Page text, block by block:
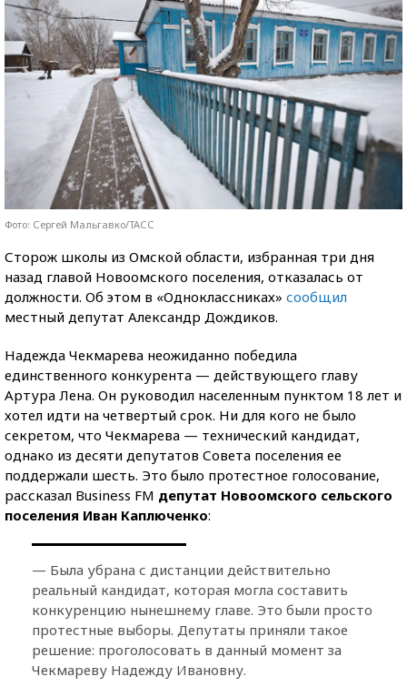
Фото: Сергей Мальгавко/ТАСС
Сторож школы из Омской области, избранная три дня
назад главой Новоомского поселения, отказалась от
должности. Об этом в «Одноклассниках» сообщил
местный депутат Александр Дождиков.
Надежда Чекмарева неожиданно победила
единственного конкурента — действующего главу
Артура Лена. Он руководил населенным пунктом 18 лет и
хотел идти на четвертый срок. Ни для кого не было
секретом, что Чекмарева — технический кандидат,
однако из десяти депутатов Совета поселения ее
поддержали шесть. Это было протестное голосование,
рассказал Business FM депутат Новоомского сельского
поселения Иван Каплюченко:
— Была убрана с дистанции действительно
реальный кандидат, которая могла составить
конкуренцию нынешнему главе. Это были просто
протестные выборы. Депутаты приняли такое
решение: проголосовать в данный момент за
Чекмареву Надежду Ивановну.